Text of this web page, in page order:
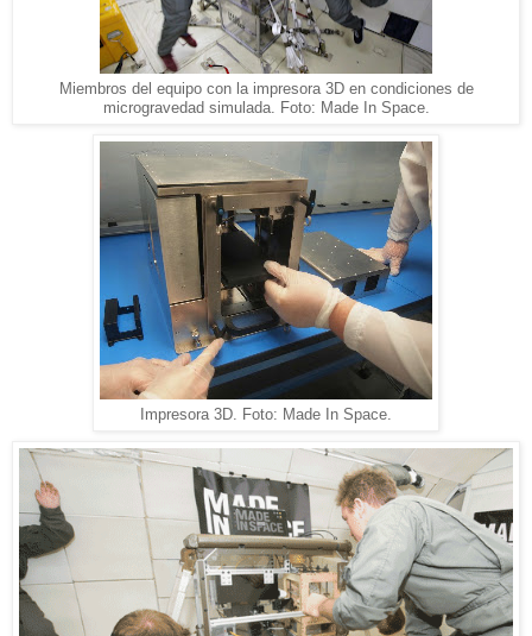
Miembros del equipo con la impresora 3D en condiciones de
microgravedad simulada. Foto: Made In Space.
Impresora 3D. Foto: Made In Space.